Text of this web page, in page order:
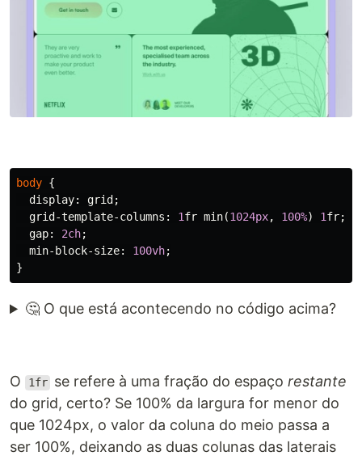
body {
display: grid ;
grid-template-columns : 1fr min(1024px, 100%) 1fr;
gap: 2ch;
min-block-size: 100vh;
}
🤔 O que está acontecendo no código acima?
O 1fr se refere à uma fração do espaçorestante
do grid, certo? Se 100% da largura for menor do
que 1024px, o valor da coluna do meio passa a
ser 100%, deixando as duas colunas das laterais